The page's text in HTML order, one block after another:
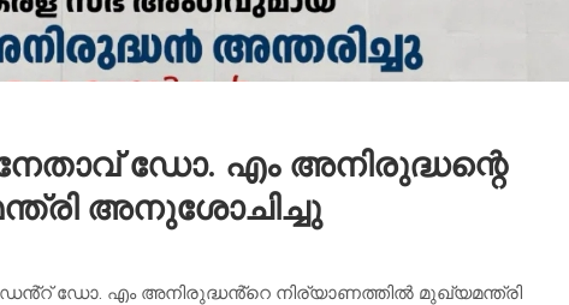
ഡോ. എം അനിരുദ്ധന്റെ
അനുശോചിച്ചു
ഡോ. എം അനിരുദ്ധൻ്റെ നിര്യാണത്തിൽ മുഖ്യമന്ത്രി